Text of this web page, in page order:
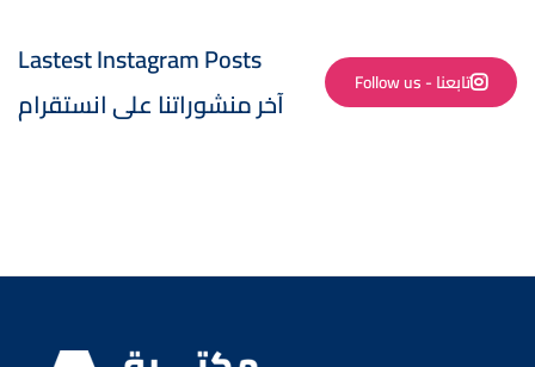
Lastest Instagram Posts
آخر منشوراتنا على انستقرام
Follow us - تابعنا